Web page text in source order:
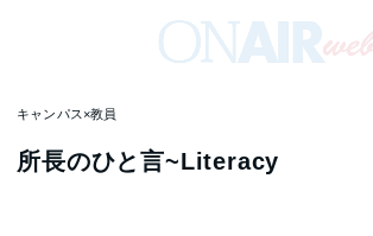
キャンパス×教員
所長のひと言~Literacy